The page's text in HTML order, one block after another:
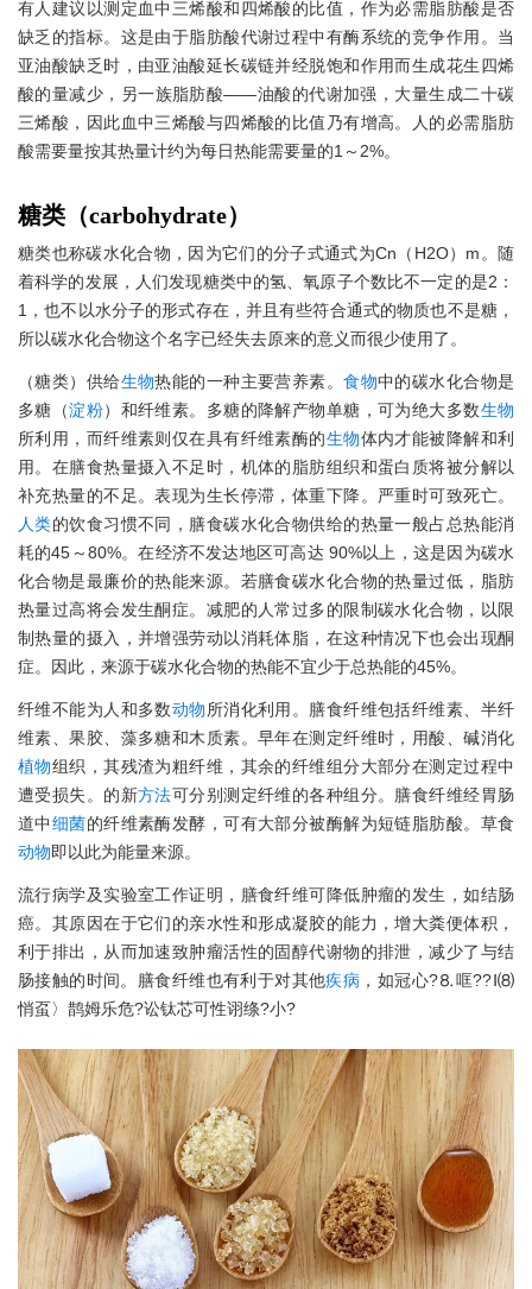
有人建议以测定血中三烯酸和四烯酸的比值，作为必需脂肪酸是否
缺乏的指标。这是由于脂肪酸代谢过程中有酶系统的竞争作用。当
亚油酸缺乏时，由亚油酸延长碳链并经脱饱和作用而生成花生四烯
酸的量减少，另一族脂肪酸——油酸的代谢加强，大量生成二十碳
三烯酸，因此血中三烯酸与四烯酸的比值乃有增高。人的必需脂肪
酸需要量按其热量计约为每日热能需要量的1～2%。
糖类（carbohydrate）
糖类也称碳水化合物，因为它们的分子式通式为Cn（H2O）m。随
着科学的发展，人们发现糖类中的氢、氧原子个数比不一定的是2：
1，也不以水分子的形式存在，并且有些符合通式的物质也不是糖，
所以碳水化合物这个名字已经失去原来的意义而很少使用了。
（糖类）供给生物热能的一种主要营养素。食物中的碳水化合物是
多糖（淀粉）和纤维素。多糖的降解产物单糖，可为绝大多数生物
所利用，而纤维素则仅在具有纤维素酶的生物体内才能被降解和利
用。在膳食热量摄入不足时，机体的脂肪组织和蛋白质将被分解以
补充热量的不足。表现为生长停滞，体重下降。严重时可致死亡。
人类的饮食习惯不同，膳食碳水化合物供给的热量一般占总热能消
耗的45～80%。在经济不发达地区可高达 90%以上，这是因为碳水
化合物是最廉价的热能来源。若膳食碳水化合物的热量过低，脂肪
热量过高将会发生酮症。减肥的人常过多的限制碳水化合物，以限
制热量的摄入，并增强劳动以消耗体脂，在这种情况下也会出现酮
症。因此，来源于碳水化合物的热能不宜少于总热能的45%。
纤维不能为人和多数动物所消化利用。膳食纤维包括纤维素、半纤
维素、果胶、藻多糖和木质素。早年在测定纤维时，用酸、碱消化
植物组织，其残渣为粗纤维，其余的纤维组分大部分在测定过程中
遭受损失。的新方法可分别测定纤维的各种组分。膳食纤维经胃肠
道中细菌的纤维素酶发酵，可有大部分被酶解为短链脂肪酸。草食
动物即以此为能量来源。
流行病学及实验室工作证明，膳食纤维可降低肿瘤的发生，如结肠
癌。其原因在于它们的亲水性和形成凝胶的能力，增大粪便体积，
利于排出，从而加速致肿瘤活性的固醇代谢物的排泄，减少了与结
肠接触的时间。膳食纤维也有利于对其他疾病 ，如冠心?⒏哐??Ⅰ⑻
悄虿〉鹊姆乐危?讼钛芯可性诩绦?小?